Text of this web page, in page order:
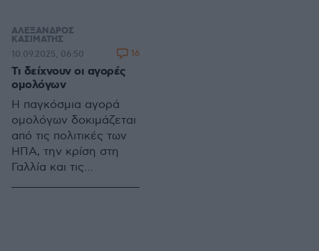
έσοδα παραμένουν
αβέβαια, ενώ η χαμηλή
παραγωγικότητα
επιβαρύνει την
ανάπτυξη της
ελληνικής οικονομίας
ΑΛΕΞΑΝΔΡΟΣ
ΚΑΣΙΜΑΤΗΣ
Τι δείχνουν οι αγορές
ομολόγων
Η παγκόσμια αγορά
ομολόγων δοκιμάζεται
από τις πολιτικές των
ΗΠΑ, την κρίση στη
Γαλλία και τις
10.09.2025, 06:50 16